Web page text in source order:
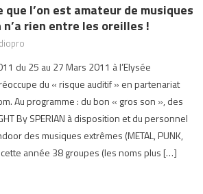
que l’on est amateur de musiques
n’a rien entre les oreilles !
du 25 au 27 Mars 2011 à l’Elysée
du « risque auditif » en partenariat
Au programme : du bon « gros son », des
By SPERIAN à disposition et du personnel
des musiques extrêmes (METAL, PUNK,
cette année 38 groupes (les noms plus […]